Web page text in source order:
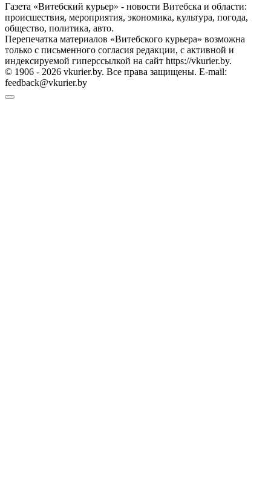
Газета «Витебский курьер» - новости Витебска и области:
происшествия, мероприятия, экономика, культура, погода,
общество, политика, авто.
Перепечатка материалов «Витебского курьера» возможна
только с письменного согласия редакции, с активной и
индексируемой гиперссылкой на сайт https://vkurier.by.
© 1906 - 2026 vkurier.by. Все права защищены. E-mail:
feedback@vkurier.by